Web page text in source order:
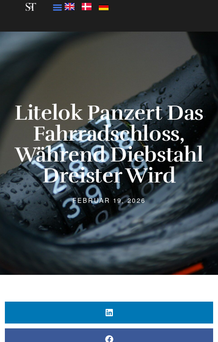
Litelok Panzert Das
Fahrradschloss,
Während Diebstahl
Dreister Wird
FEBRUAR 19, 2026